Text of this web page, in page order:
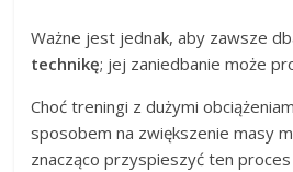
Ważne jest jednak, aby zawsze
technikę; jej zaniedbanie może
Choć treningi z dużymi
sposobem na zwiększenie masy
znacząco przyspieszyć ten